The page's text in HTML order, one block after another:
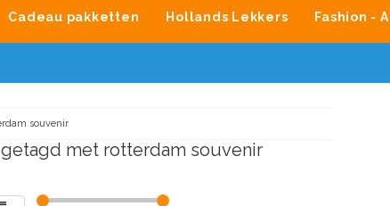
Cadeau pakketten Hollands Lekkers Fashion -
souvenir
met rotterdam souvenir